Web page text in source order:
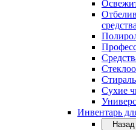
средства
Сухие
Инвентарь
Назад